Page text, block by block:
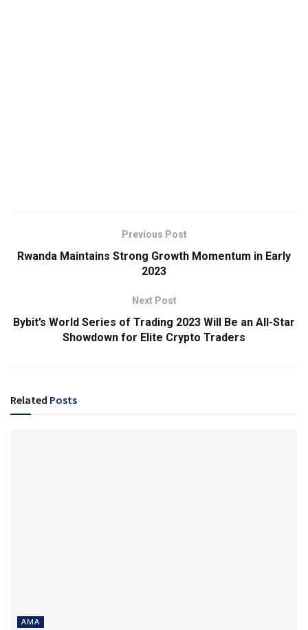
Previous Post
Rwanda Maintains Strong Growth Momentum in Early
2023
Next Post
Bybit’s World Series of Trading 2023 Will Be an All-Star
Showdown for Elite Crypto Traders
Related Posts
AMA